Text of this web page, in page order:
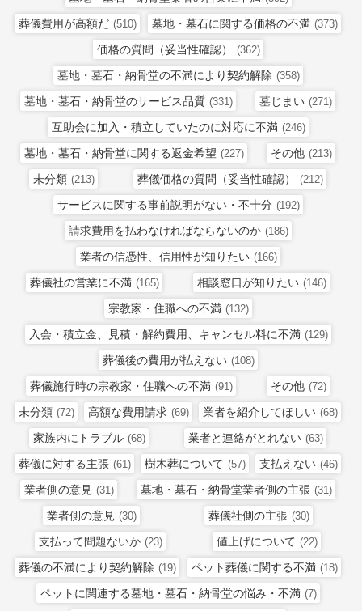
葬儀費用が高額だ (510) 墓地・墓石に関する価格の不満 (373)
価格の質問（妥当性確認） (362)
墓地・墓石・納骨堂の不満により契約解除 (358)
墓地・墓石・納骨堂のサービス品質 (331) 墓じまい (271)
互助会に加入・積立していたのに対応に不満 (246)
墓地・墓石・納骨堂に関する返金希望 (227) その他 (213)
未分類 (213) 葬儀価格の質問（妥当性確認） (212)
サービスに関する事前説明がない・不十分 (192)
請求費用を払わなければならないのか (186)
業者の信憑性、信用性が知りたい (166)
葬儀社の営業に不満 (165) 相談窓口が知りたい (146)
宗教家・住職への不満 (132)
入会・積立金、見積・解約費用、キャンセル料に不満 (129)
葬儀後の費用が払えない (108)
葬儀施行時の宗教家・住職への不満 (91) その他 (72)
未分類 (72) 高額な費用請求 (69) 業者を紹介してほしい (68)
家族内にトラブル (68) 業者と連絡がとれない (63)
葬儀に対する主張 (61) 樹木葬について (57) 支払えない (46)
業者側の意見 (31) 墓地・墓石・納骨堂業者側の主張 (31)
業者側の意見 (30) 葬儀社側の主張 (30)
支払って問題ないか (23) 値上げについて (22)
葬儀の不満により契約解除 (19) ペット葬儀に関する不満 (18)
ペットに関連する墓地・墓石・納骨堂の悩み・不満 (7)